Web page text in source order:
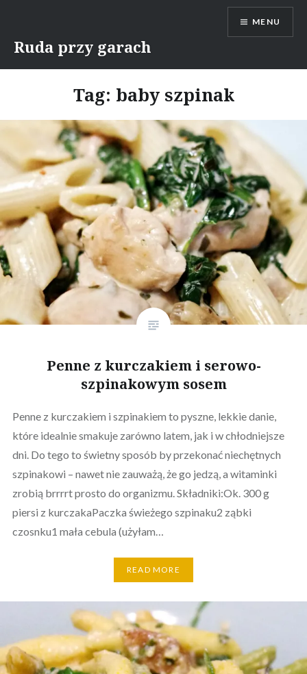
content
Ruda przy garach
MENU
Tag: baby szpinak
Penne z kurczakiem i serowo-
szpinakowym sosem
Penne z kurczakiem i szpinakiem to pyszne, lekkie danie,
które idealnie smakuje zarówno latem, jak i w chłodniejsze
dni. Do tego to świetny sposób by przekonać niechętnych
szpinakowi – nawet nie zauważą, że go jedzą, a witaminki
zrobią brrrrt prosto do organizmu. Składniki:Ok. 300 g
piersi z kurczakaPaczka świeżego szpinaku2 ząbki
czosnku1 mała cebula (użyłam…
READ MORE